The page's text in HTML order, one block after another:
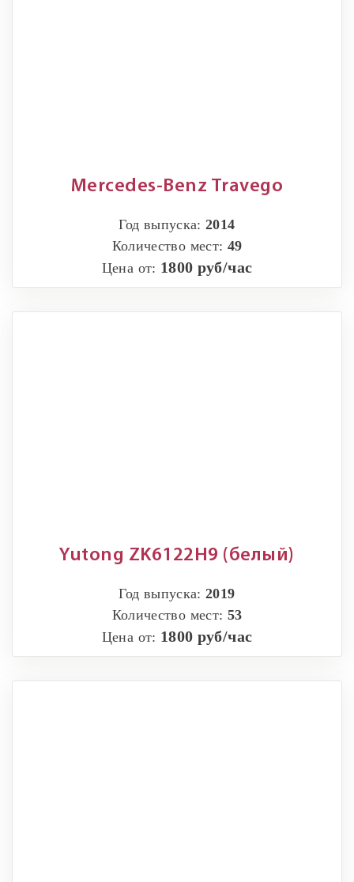
Mercedes-Benz Travego
Год выпуска:2014
Количество мест: 49
Цена от: 1800 руб/час
Yutong ZK6122H9 (белый)
Год выпуска:2019
Количество мест: 53
Цена от: 1800 руб/час